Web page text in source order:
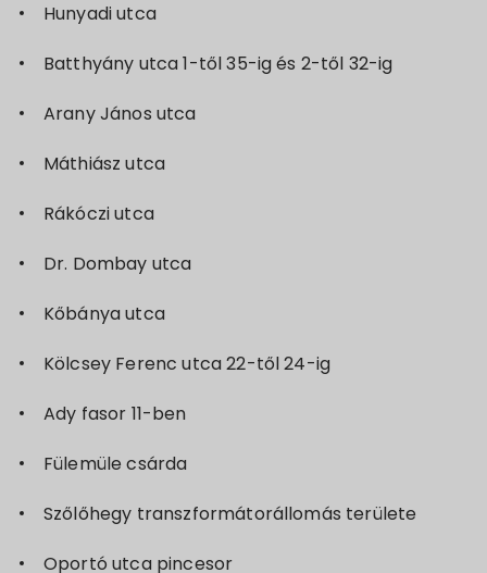
Hunyadi utca
Batthyány utca 1-től 35-ig és 2-től 32-ig
Arany János utca
Máthiász utca
Rákóczi utca
Dr. Dombay utca
Kőbánya utca
Kölcsey Ferenc utca 22-től 24-ig
Ady fasor 11-ben
Fülemüle csárda
Szőlőhegy transzformátorállomás területe
Oportó utca pincesor